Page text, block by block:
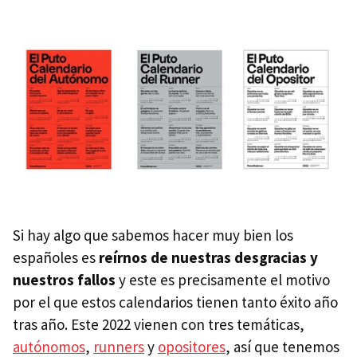
Si hay algo que sabemos hacer muy bien los
españoles es reírnos de nuestras desgracias y
nuestros fallos y este es precisamente el motivo
por el que estos calendarios tienen tanto éxito año
tras año. Este 2022 vienen con tres temáticas,
autónomos, runnersy opositores, así que tenemos